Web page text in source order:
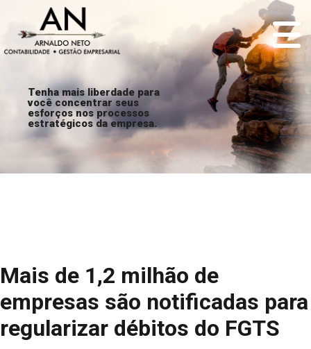
Tenha mais liberdade para
você concentrar seus
esforços nos processos
estratégicos da empresa.
Mais de 1,2 milhão de
empresas são notificadas para
regularizar débitos do FGTS